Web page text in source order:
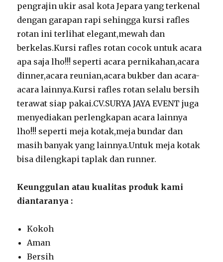
pengrajin ukir asal kota Jepara yang terkenal
dengan garapan rapi sehingga kursi rafles
rotan ini terlihat elegant,mewah dan
berkelas.Kursi rafles rotan cocok untuk acara
apa saja lho!!! seperti acara pernikahan,acara
dinner,acara reunian,acara bukber dan acara-
acara lainnya.Kursi rafles rotan selalu bersih
terawat siap pakai.CV.SURYA JAYA EVENT juga
menyediakan perlengkapan acara lainnya
lho!!! seperti meja kotak,meja bundar dan
masih banyak yang lainnya.Untuk meja kotak
bisa dilengkapi taplak dan runner.
Keunggulan atau kualitas produk kami
diantaranya :
Kokoh
Aman
Bersih